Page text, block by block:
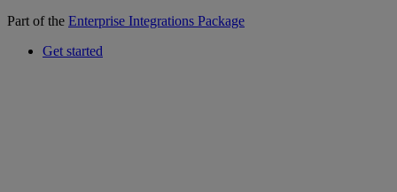
Part of the Enterprise Integrations Package
Get started